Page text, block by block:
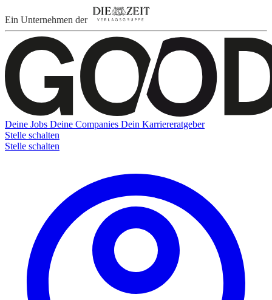
Ein Unternehmen der
Deine Jobs Deine Companies Dein Karriereratgeber
Stelle schalten
Stelle schalten